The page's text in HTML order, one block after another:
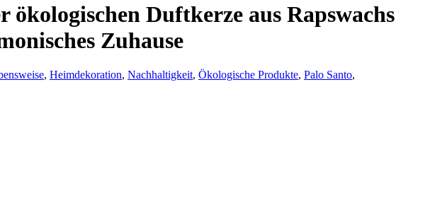
ökologischen Duftkerze aus Rapswachs
Zuhause
, Heimdekoration, Nachhaltigkeit, Ökologische Produkte, Palo Santo,